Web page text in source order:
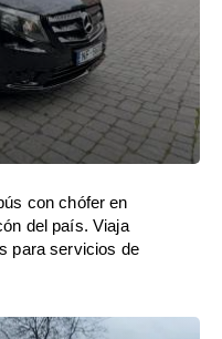
con chófer en
del país. Viaja
para servicios de